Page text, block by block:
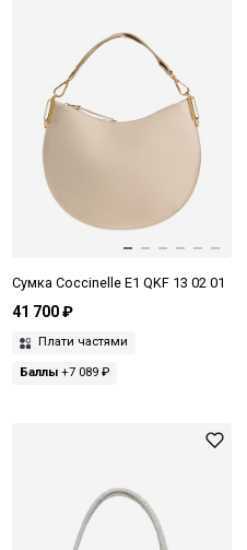
Сумка Coccinelle E1 QKF 13 02 01
41 700 ₽
Плати частями
Баллы+7 089 ₽